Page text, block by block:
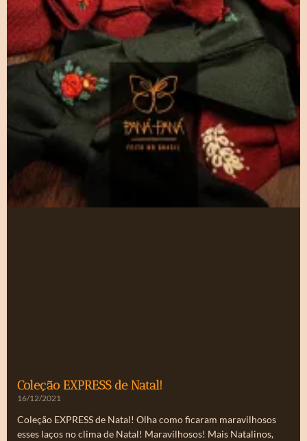
Coleção EXPRESS de Natal!
16/12/2021
Coleção EXPRESS de Natal! Olha como ficaram maravilhosos
esses laços no clima de Natal! Maravilhosos! Mais Natalinos,